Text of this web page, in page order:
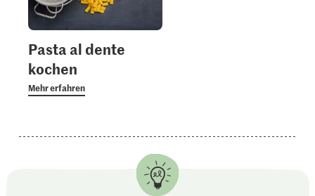
Pasta al dente
kochen
Mehr erfahren